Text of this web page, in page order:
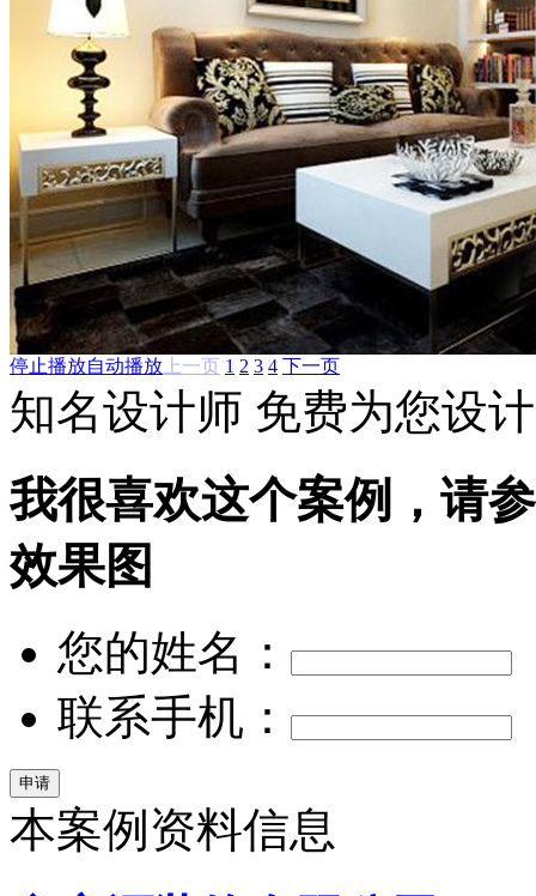
停止播放自动播放 上一页 1 2 3 4 下一页
知名设计师 免费为您设计
我很喜欢这个案例，请
效果图
您的姓名：
联系手机：
本案例资料信息